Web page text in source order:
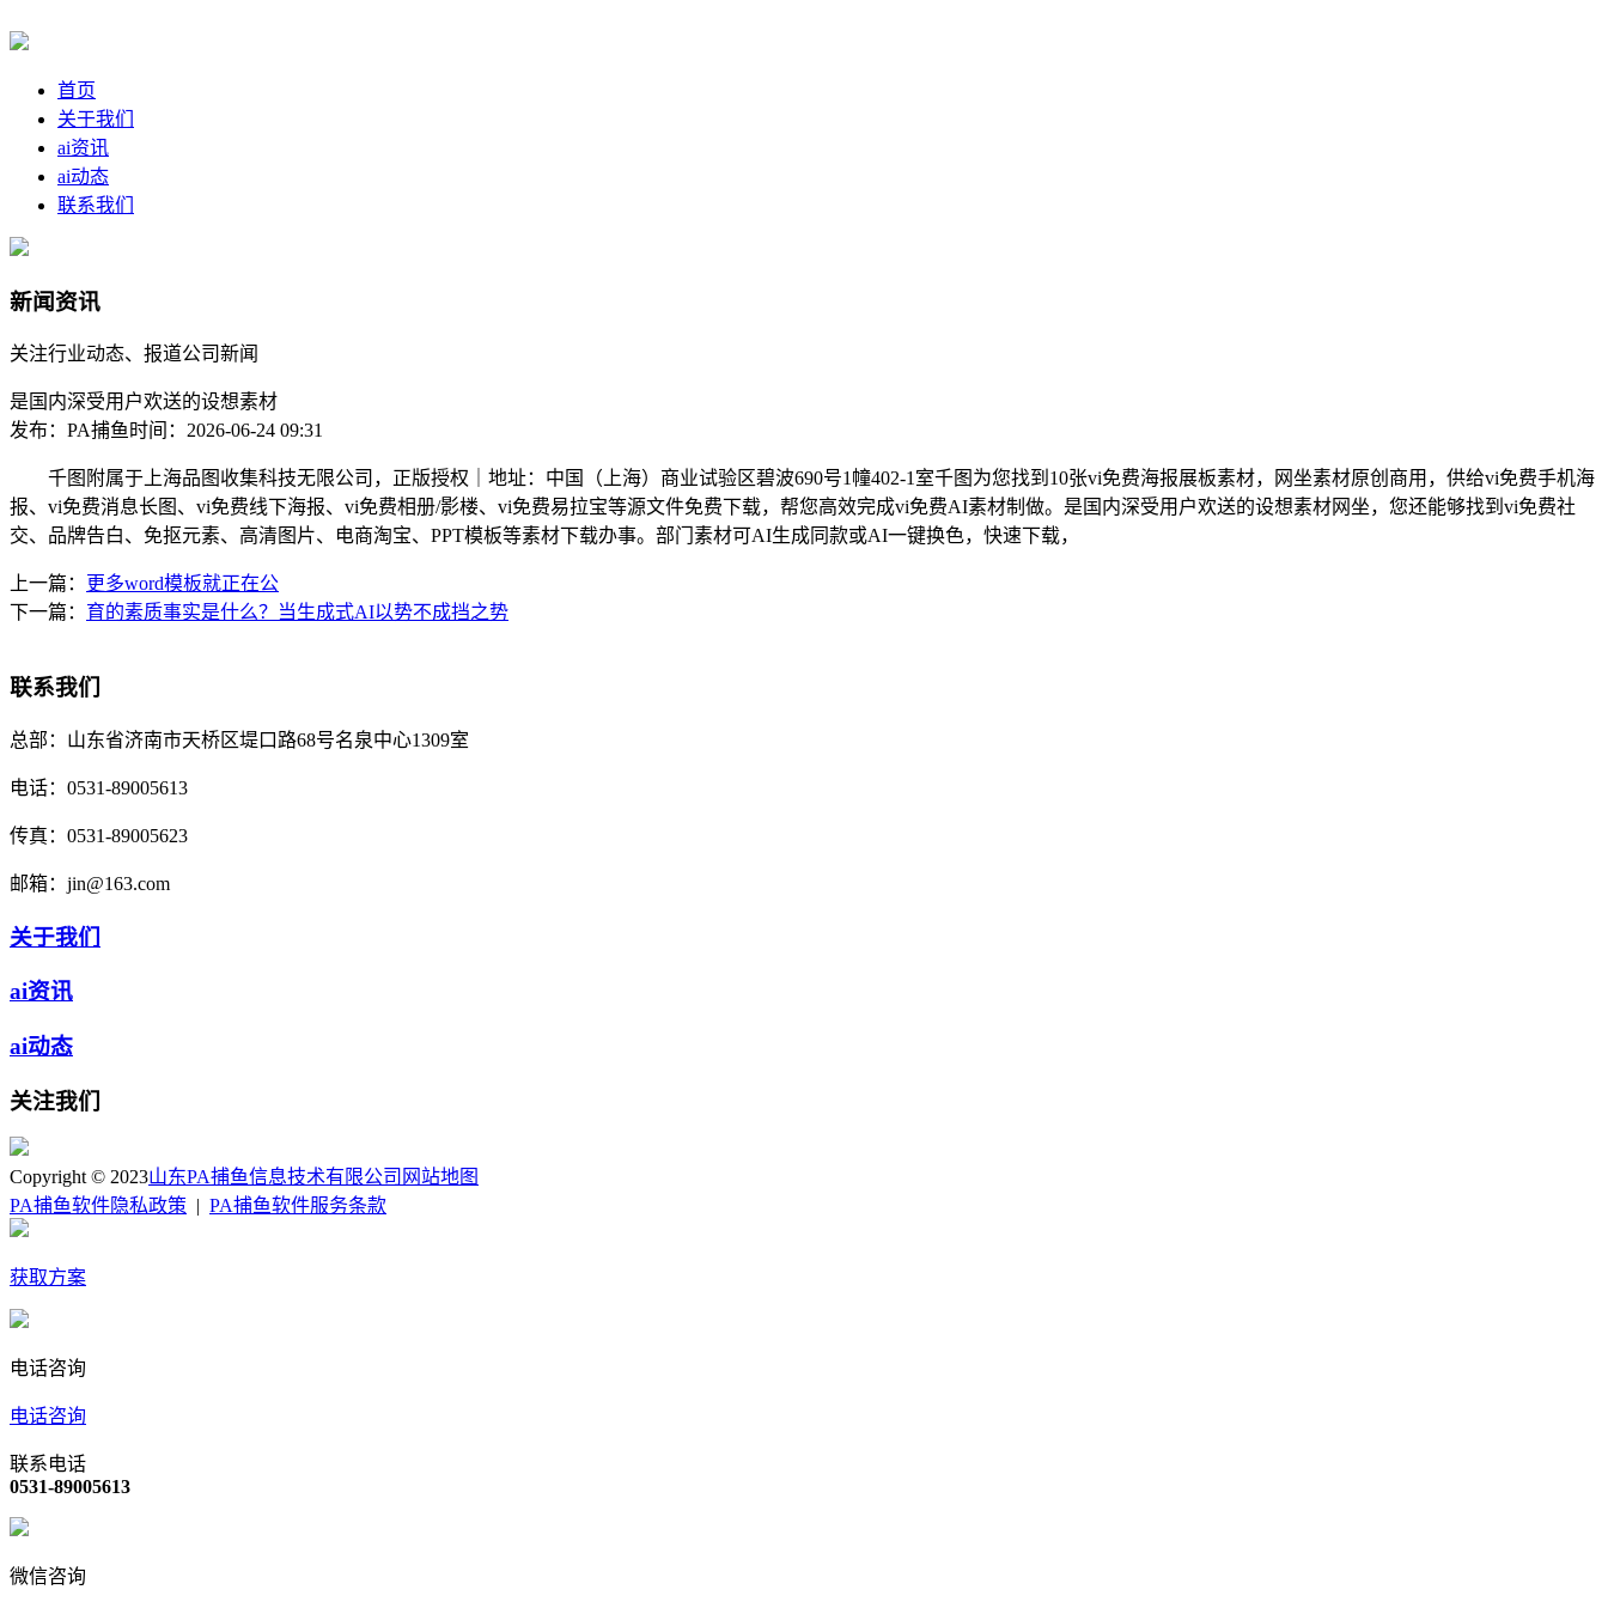
首页
关于我们
ai资讯
ai动态
联系我们
新闻资讯
关注行业动态、报道公司新闻
是国内深受用户欢送的设想素材
发布：PA捕鱼时间：2026-06-24 09:31
千图附属于上海品图收集科技无限公司，正版授权｜地址：中国（上海）商业试验区碧波690号1幢402-1室千图为您找到10张vi免费海报展板素材，网坐素材原创商用，供给vi免费手机海
报、vi免费消息长图、vi免费线下海报、vi免费相册/影楼、vi免费易拉宝等源文件免费下载，帮您高效完成vi免费AI素材制做。是国内深受用户欢送的设想素材网坐，您还能够找到vi免费社
交、品牌告白、免抠元素、高清图片、电商淘宝、PPT模板等素材下载办事。部门素材可AI生成同款或AI一键换色，快速下载，
上一篇：
更多word模板就正在公
下一篇： 育的素质事实是什么？当生成式AI以势不成挡之势
联系我们
总部： 山东省济南市天桥区堤口路68号名泉中心1309室
电话： 0531-89005613
传真： 0531-89005623
邮箱： jin@163.com
关于我们
ai资讯
ai动态
关注我们
Copyright © 2023山东PA捕鱼信息技术有限公司 网站地图
PA捕鱼软件隐私政策
PA捕鱼软件服务条款
获取方案
电话咨询
电话咨询
联系电话
0531-89005613
微信咨询